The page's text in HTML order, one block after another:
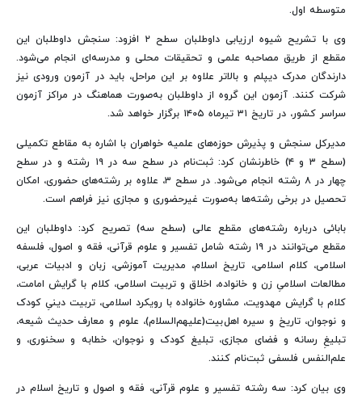
متوسطه اول.
وی با تشریح شیوه ارزیابی داوطلبان سطح ۲ افزود: سنجش داوطلبان این
مقطع از طریق مصاحبه علمی و تحقیقات محلی و مدرسه‌ای انجام می‌شود.
دارندگان مدرک دیپلم و بالاتر علاوه بر این مراحل، باید در آزمون ورودی نیز
شرکت کنند. آزمون این گروه از داوطلبان به‌صورت هماهنگ در مراکز آزمون
سراسر کشور، در تاریخ ۳۱ تیرماه ۱۴۰۵ برگزار خواهد شد.
مدیرکل سنجش و پذیرش حوزه‌های علمیه خواهران با اشاره به مقاطع تکمیلی
(سطح ۳ و ۴) خاطرنشان کرد: ثبت‌نام در سطح سه در ۱۹ رشته و در سطح
چهار در ۸ رشته انجام می‌شود. در سطح ۳، علاوه بر رشته‌های حضوری، امکان
تحصیل در برخی رشته‌ها به‌صورت غیرحضوری و مجازی نیز فراهم است.
بابائی درباره رشته‌های مقطع عالی (سطح سه) تصریح کرد: داوطلبان این
مقطع می‌توانند در ۱۹ رشته شامل تفسیر و علوم قرآنی، فقه و اصول، فلسفه
اسلامی، کلام اسلامی، تاریخ اسلام، مدیریت آموزشی، زبان و ادبیات عربی،
مطالعات اسلامیِ زن و خانواده، اخلاق و تربیت اسلامی، کلام با گرایش امامت،
کلام با گرایش مهدویت، مشاوره خانواده با رویکرد اسلامی، تربیت دینیِ کودک
و نوجوان، تاریخ و سیره اهل‌بیت(علیهم‌السلام)، علوم و معارف حدیث شیعه،
تبلیغِ رسانه و فضای مجازی، تبلیغ کودک و نوجوان، خطابه و سخنوری، و
علم‌النفس فلسفی ثبت‌نام کنند.
وی بیان کرد: سه رشته تفسیر و علوم قرآنی، فقه و اصول و تاریخ اسلام در